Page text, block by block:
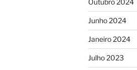
Outubro 2024
Junho 2024
Janeiro 2024
Julho 2023